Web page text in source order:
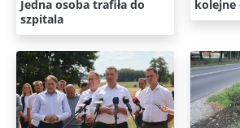
Jedna osoba trafiła do
szpitala
kolejne